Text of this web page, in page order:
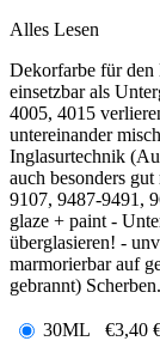
Alles Lesen
Dekorfarbe für den
einsetzbar als
4005, 4015
untereinander
Inglasurtechnik
auch besonders
9107, 9487-9491,
glaze + paint -
überglasieren! -
marmorierbar auf
gebrannt) Scherben.
30ML €3,40